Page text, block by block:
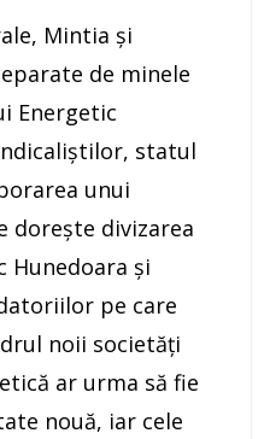
Mintia și
de minele
Energetic
statul
unui
dorește divizarea
Hunedoara și
pe care
noii societăți
ar urma să fie
nouă, iar cele